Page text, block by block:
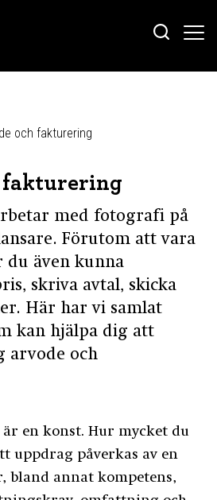
och fakturering
fakturering
med fotografi på
Förutom att vara
du även kunna
skriva avtal, skicka
Här har vi samlat
kan hjälpa dig att
arvode och
en konst. Hur mycket du
uppdrag påverkas av en
bland annat kompetens,